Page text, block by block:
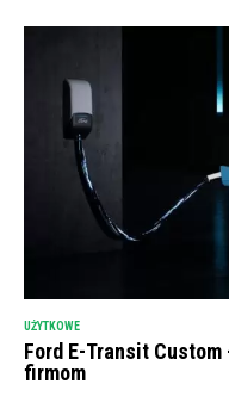
UŻYTKOWE
Ford E-Transit
firmom